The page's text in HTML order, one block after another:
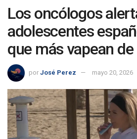
Los oncólogos
adolescentes
que más vapean
por José Perez mayo 20, 2026